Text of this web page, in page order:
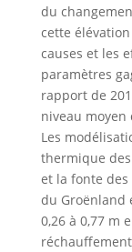
du
cette
causes et les
paramètres
rapport de
niveau moyen
Les
thermique
et la fonte
du Groënland
0,26 à 0,77 m